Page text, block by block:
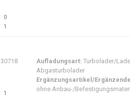
0
1
1
Aufladungsart: Turbolader/
Abgasturbolader
Ergänzungsartikel/
ohne Anbau-/